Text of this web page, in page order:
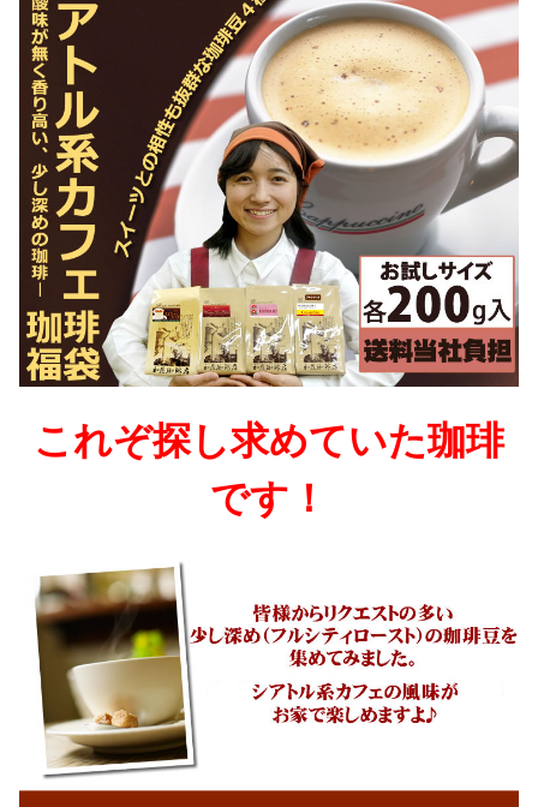
これぞ探し求めていた珈琲
です！